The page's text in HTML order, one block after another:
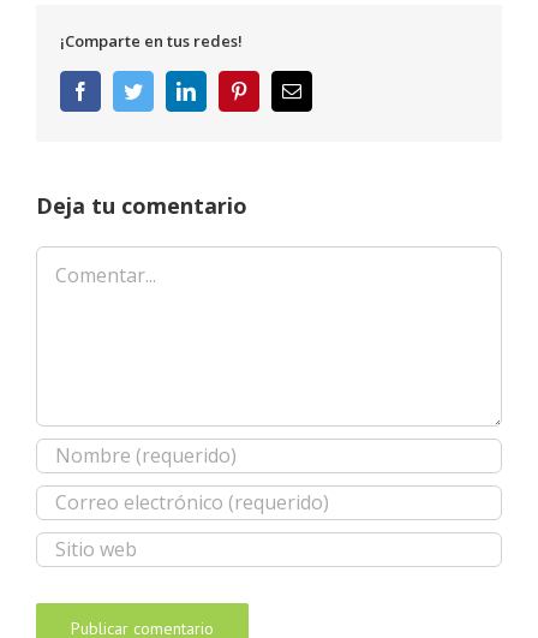
¡Comparte en tus redes!
FacebookTwitterLinkedInPinterestCorreo
electrónico
Deja tu comentario
Comentar